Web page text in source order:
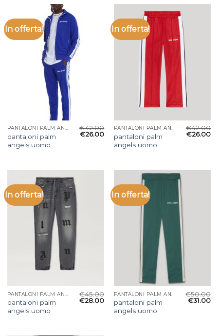
In offerta!
PANTALONI PALM ANGELS UOMO
pantaloni palm
angels uomo
€42.00
€26.00
In offerta!
PANTALONI PALM ANGELS UOMO
pantaloni palm
angels uomo
€42.00
€26.00
In offerta!
PANTALONI PALM ANGELS UOMO
pantaloni palm
angels uomo
€45.00
€28.00
In offerta!
PANTALONI PALM ANGELS UOMO
pantaloni palm
angels uomo
€50.00
€31.00